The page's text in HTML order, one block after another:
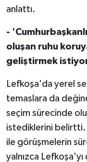
anlattı.
-
oluşan ruhu
geliştirmek
Lefkoşa'da yerel
temaslara da
seçim sürecinde
istediklerini belirtti.
ile görüşmelerin
yalnızca